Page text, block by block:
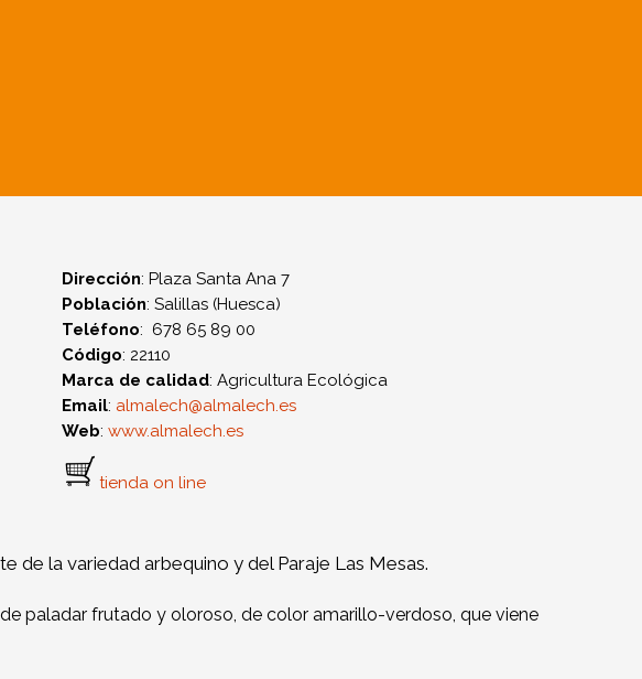
Dirección: Plaza Santa Ana 7
Población: Salillas (Huesca)
Teléfono: 678 65 89 00
Código: 22110
Marca de calidad: Agricultura Ecológica
Email: almalech@almalech.es
Web: www.almalech.es
tienda on line
de la variedad arbequino y del Paraje Las Mesas.
paladar frutado y oloroso, de color amarillo-verdoso, que viene